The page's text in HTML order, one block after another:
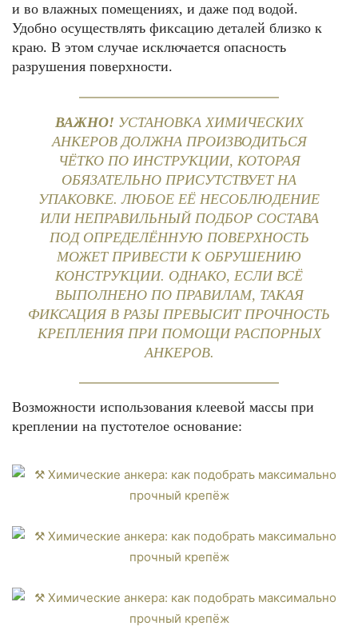
и во влажных помещениях, и даже под водой.
Удобно осуществлять фиксацию деталей близко к
краю. В этом случае исключается опасность
разрушения поверхности.
ВАЖНО! УСТАНОВКА ХИМИЧЕСКИХ
АНКЕРОВ ДОЛЖНА ПРОИЗВОДИТЬСЯ
ЧЁТКО ПО ИНСТРУКЦИИ, КОТОРАЯ
ОБЯЗАТЕЛЬНО ПРИСУТСТВУЕТ НА
УПАКОВКЕ. ЛЮБОЕ ЕЁ НЕСОБЛЮДЕНИЕ
ИЛИ НЕПРАВИЛЬНЫЙ ПОДБОР СОСТАВА
ПОД ОПРЕДЕЛЁННУЮ ПОВЕРХНОСТЬ
МОЖЕТ ПРИВЕСТИ К ОБРУШЕНИЮ
КОНСТРУКЦИИ. ОДНАКО, ЕСЛИ ВСЁ
ВЫПОЛНЕНО ПО ПРАВИЛАМ, ТАКАЯ
ФИКСАЦИЯ В РАЗЫ ПРЕВЫСИТ ПРОЧНОСТЬ
КРЕПЛЕНИЯ ПРИ ПОМОЩИ РАСПОРНЫХ
АНКЕРОВ.
Возможности использования клеевой массы при
креплении на пустотелое основание: